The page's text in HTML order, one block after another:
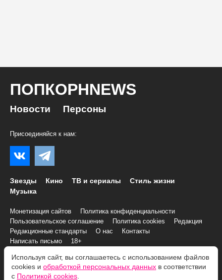
ПОПКОРНNEWS
Новости Персоны
Присоединяйся к нам:
Звезды Кино ТВ и сериалы
Стиль жизни
Музыка
Монетизация сайтов
Политика конфиденциальности
Пользовательское соглашение
Политика cookies
Редакция
Редакционные стандарты
О нас
Контакты
Написать письмо
18+
© 2007–2026 Все права и материалы принадлежат
«ПОПКОРНNEWS»
Используя сайт, вы соглашаетесь с использованием файлов
cookies и обработкой персональных данных в соответствии
с Политикой cookies